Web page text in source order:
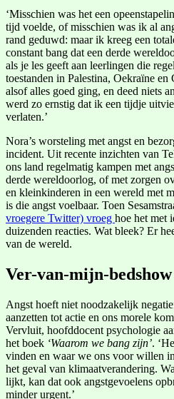
‘Misschien was het een
tijd voelde, of misschien was ik al
rand geduwd: maar ik kreeg een
constant bang dat een derde
als je les geeft aan leerlingen die
toestanden in Palestina, Oekraïne
alsof alles goed ging, en deed niets
werd zo ernstig dat ik een tijdje
verlaten.’
Nora’s worsteling met angst en
incident. Uit recente inzichten van
ons land regelmatig kampen met
derde wereldoorlog, of met zorgen
en kleinkinderen in een wereld met
is die angst voelbaar. Toen
vroegere Twitter) vroeg hoe het met
duizenden reacties. Wat bleek? Er
van de wereld.
Ver-van-mijn-bedshow
Angst hoeft niet noodzakelijk
aanzetten tot actie en ons morele
Vervluit, hoofddocent psychologie
het boek ‘Waarom we bang zijn’.
vinden en waar we ons voor willen
het geval van klimaatverandering.
lijkt, kan dat ook angstgevoelens
minder urgent.’